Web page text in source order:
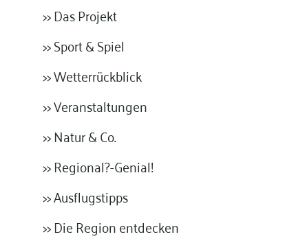
>> Das Projekt
>> Sport & Spiel
>> Wetterrückblick
>> Veranstaltungen
>> Natur & Co.
>> Regional?-Genial!
>> Ausflugstipps
>> Die Region entdecken